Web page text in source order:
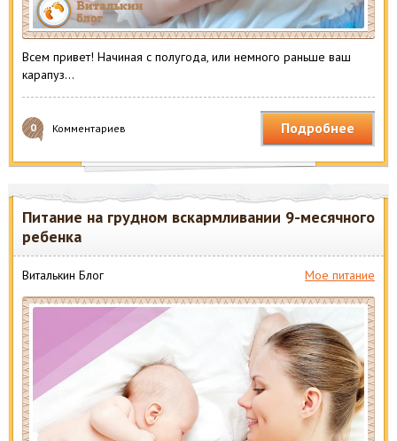
Всем привет! Начиная с полугода, или немного раньше ваш
карапуз…
0 Комментариев Подробнее
Питание на грудном вскармливании 9-месячного
ребенка
Виталькин Блог Мое питание